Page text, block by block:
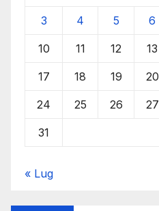
3 4 5 6
10 11 12 13
17 18 19 20
24 25 26 27
31
« Lug